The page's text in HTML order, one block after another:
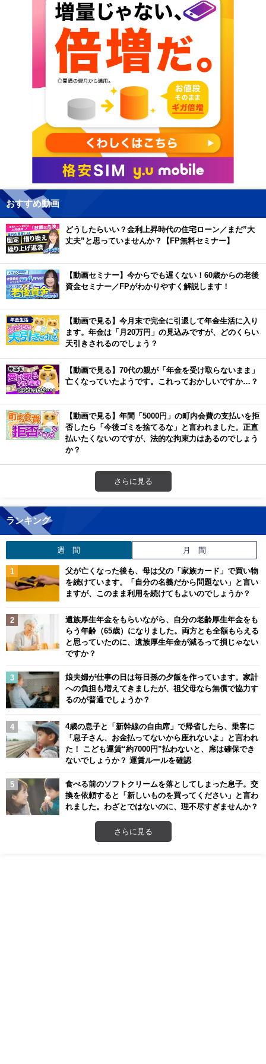
おすすめ動画
どうしたらいい？金利上昇時代の住宅ローン／まだ”大
丈夫”と思っていませんか？【FP無料セミナー】
【動画セミナー】今からでも遅くない！60歳からの老後
資金セミナー／FPがわかりやすく解説します！
【動画で見る】今月末で完全に引退して年金生活に入り
ます。年金は「月20万円」の見込みですが、どのくらい
天引きされるのでしょう？
【動画で見る】70代の親が「年金を受け取らないまま」
亡くなっていたようです。これっておかしいですか…？
【動画で見る】年間「5000円」の町内会費の支払いを拒
否したら「今後ゴミを捨てるな」と言われました。正直
払いたくないのですが、法的な拘束力はあるのでしょう
か？
さらに見る
ランキング
週 間 月 間
父が亡くなった後も、母は父の「家族カード」で買い物
を続けています。「自分の名義だから問題ない」と言い
ますが、このまま利用を続けてもよいのでしょうか？
遺族厚生年金をもらいながら、自分の老齢厚生年金をも
らう年齢（65歳）になりました。両方とも全額もらえる
と思っていたのに、遺族厚生年金が減るって損じゃない
ですか？
娘夫婦が仕事の日は毎日孫の夕飯を作っています。家計
への負担も増えてきましたが、祖父母なら無償で協力す
るのが普通でしょうか？
4歳の息子と「新幹線の自由席」で帰省したら、乗客に
「息子さん、お金払ってないから座れないよ」と言われ
た！ こども運賃“約7000円”払わないと、席は確保でき
ないでしょうか？ 運賃ルールを確認
食べる前のソフトクリームを落としてしまった息子。交
換を依頼すると「新しいものを買ってください」と言わ
れました。わざとではないのに、理不尽すぎませんか？
さらに見る